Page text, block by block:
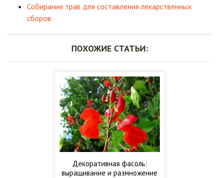
Собирание трав для составления лекарственных
сборов
ПОХОЖИЕ СТАТЬИ:
Декоративная фасоль:
выращивание и размножение